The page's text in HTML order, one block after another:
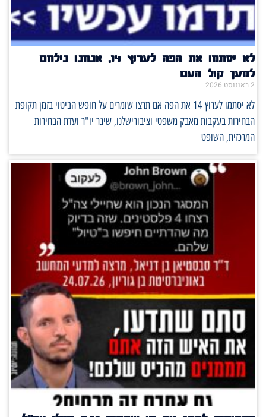
לא יסתמו את הפה לערוץ 14, אנחנו נילחם
למען קול העם
2 באוגוסט 2026
לא יסתמו לערוץ 14 את הפה אם תרצו שומרים על חופש הביטוי בזמן תקופת
הבחירות בעקבות מאבק משפטי וציבורישלנו, שיגר יו"ר ועדת הבחירות
המרכזית, השופט